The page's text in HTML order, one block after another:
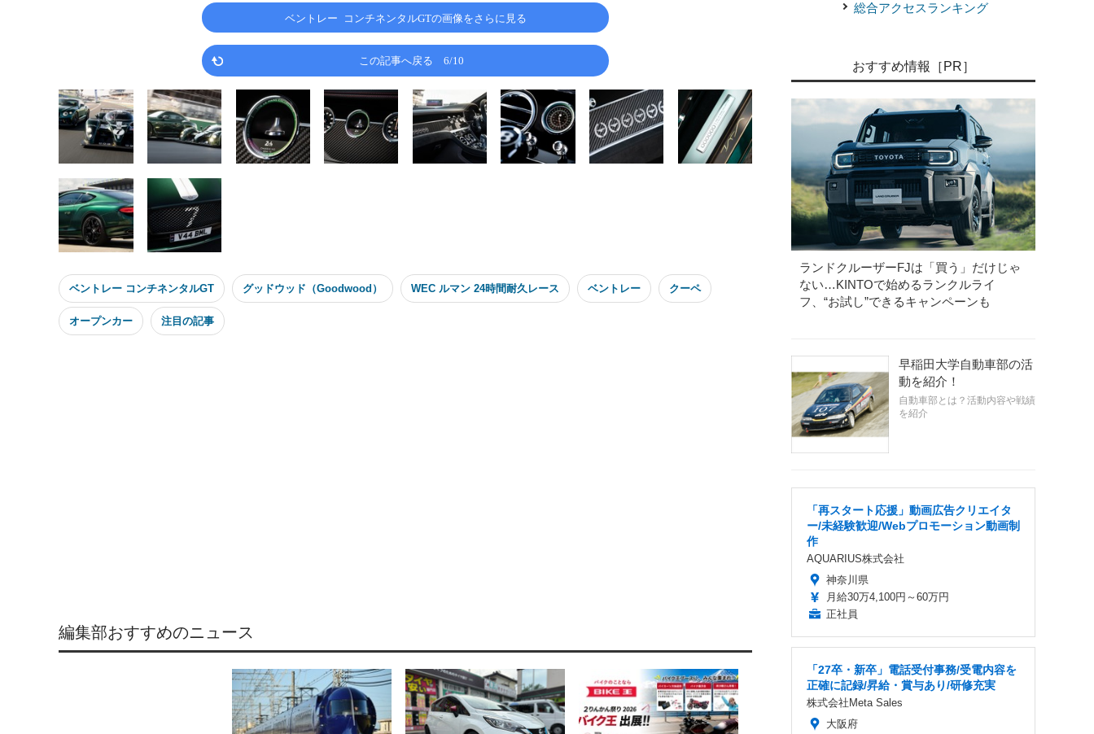
ベントレー コンチネンタルGTの画像をさらに見る
この記事へ戻る 6/10
ベントレー コンチネンタルGT グッドウッド（Goodwood） WEC ルマン 24時間耐久レース ベントレー クーペ
オープンカー 注目の記事
編集部おすすめのニュース
総合アクセスランキング
おすすめ情報［PR］
ランドクルーザーFJは「買う」だけじゃ
ない…KINTOで始めるランクルライ
フ、“お試し”できるキャンペーンも
早稲田大学自動車部の活
動を紹介！
自動車部とは？活動内容や戦績
を紹介
「再スタート応援」動画広告クリエイタ
ー/未経験歓迎/Webプロモーション動画制
作
AQUARIUS株式会社
神奈川県
月給30万4,100円～60万円
正社員
「27卒・新卒」電話受付事務/受電内容を
正確に記録/昇給・賞与あり/研修充実
株式会社Meta Sales
大阪府